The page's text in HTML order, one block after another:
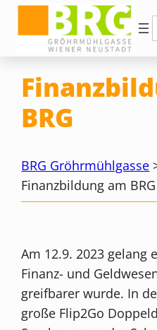
Inhalt
springen
BRG
BRG Gröhrmühlgasse
Finanzbildung am BRG
Am 12.9. 2023 gelang
Finanz- und
greifbarer wurde. In
große Flip2Go